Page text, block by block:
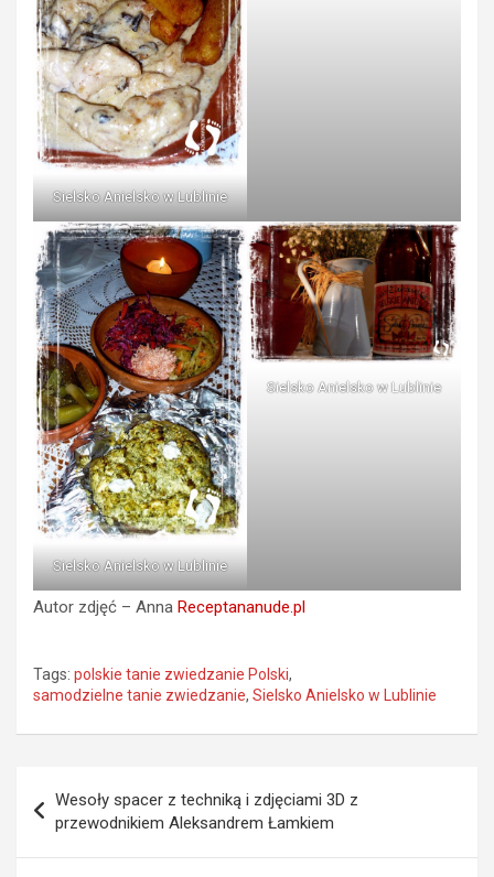
Sielsko Anielsko w Lublinie
Sielsko Anielsko w Lublinie
Sielsko Anielsko w Lublinie
Autor zdjęć – Anna Receptananude.pl
Tags: polskie tanie zwiedzanie Polski,
samodzielne tanie zwiedzanie, Sielsko Anielsko w Lublinie
wpisu
Wesoły spacer z techniką i zdjęciami 3D z
przewodnikiem Aleksandrem Łamkiem